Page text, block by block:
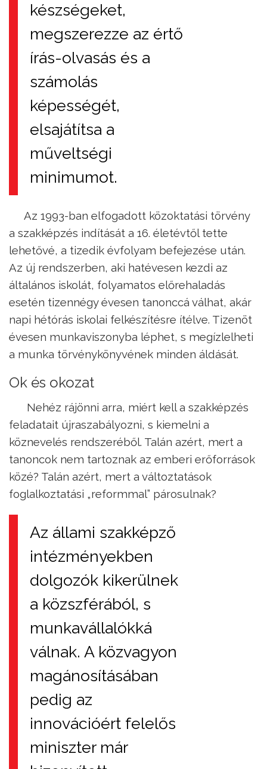
készségeket,
megszerezze az értő
írás-olvasás és a
számolás
képességét,
elsajátítsa a
műveltségi
minimumot.
Az 1993-ban elfogadott közoktatási törvény
a szakképzés indítását a 16. életévtől tette
lehetővé, a tizedik évfolyam befejezése után.
Az új rendszerben, aki hatévesen kezdi az
általános iskolát, folyamatos előrehaladás
esetén tizennégy évesen tanonccá válhat, akár
napi hétórás iskolai felkészítésre ítélve. Tizenöt
évesen munkaviszonyba léphet, s megízlelheti
a munka törvénykönyvének minden áldását.
Ok és okozat
Nehéz rájönni arra, miért kell a szakképzés
feladatait újraszabályozni, s kiemelni a
köznevelés rendszeréből. Talán azért, mert a
tanoncok nem tartoznak az emberi erőforrások
közé? Talán azért, mert a változtatások
foglalkoztatási „reformmal” párosulnak?
Az állami szakképző
intézményekben
dolgozók kikerülnek
a közszférából, s
munkavállalókká
válnak. A közvagyon
magánosításában
pedig az
innovációért felelős
miniszter már